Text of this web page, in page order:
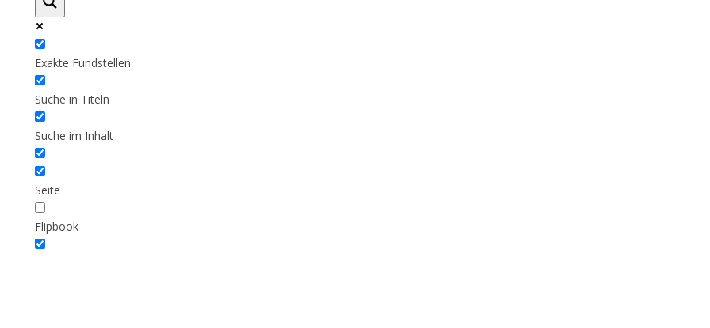
Exakte Fundstellen
Suche in Titeln
Suche im Inhalt
Seite
Flipbook